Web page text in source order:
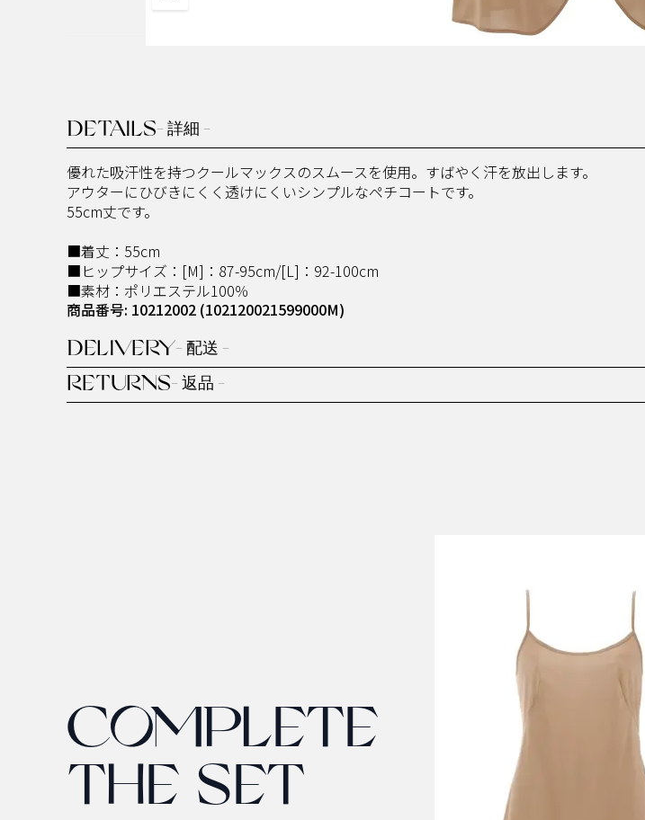
DETAILS- 詳細 -
優れた吸汗性を持つクールマックスのスムースを使用。すばやく汗を放出します。
アウターにひびきにくく透けにくいシンプルなペチコートです。
55cm丈です。
■着丈：55cm
■ヒップサイズ：[M]：87-95cm/[L]：92-100cm
■素材：ポリエステル100％
商品番号: 10212002 (102120021599000M)
DELIVERY- 配送 -
RETURNS- 返品 -
COMPLETE
THE SET